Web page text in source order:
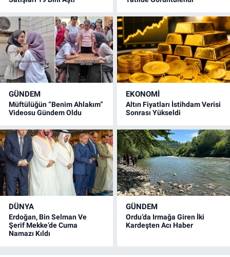
GÜNDEM
Müftülüğün “Benim Ahlakım”
Videosu Gündem Oldu
EKONOMİ
Altın Fiyatları İstihdam Verisi
Sonrası Yükseldi
DÜNYA
Erdoğan, Bin Selman Ve
Şerif Mekke’de Cuma
Namazı Kıldı
GÜNDEM
Ordu’da Irmağa Giren İki
Kardeşten Acı Haber